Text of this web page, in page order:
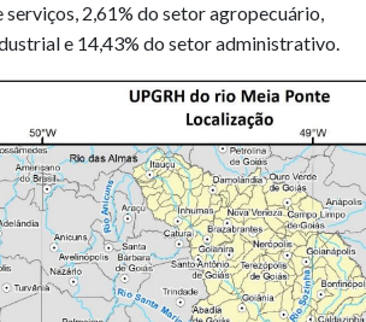
serviços, 2,61% do setor agropecuário,
e 14,43% do setor administrativo.